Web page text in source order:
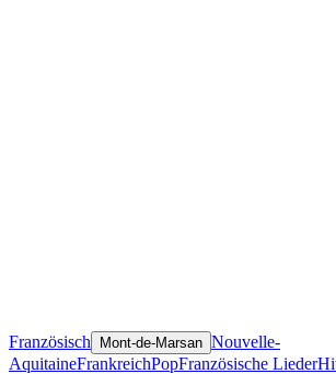
Französisch Mont-de-Marsan Nouvelle-
AquitaineFrankreichPopFranzösische Lieder